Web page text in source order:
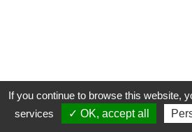
COOKIES MENTIONS
If you continue to browse this website,
services
✓ OK, accept all